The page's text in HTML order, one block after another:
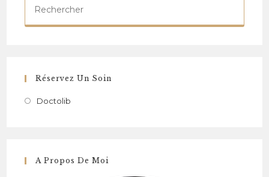
Réservez Un Soin
Doctolib
A Propos De Moi